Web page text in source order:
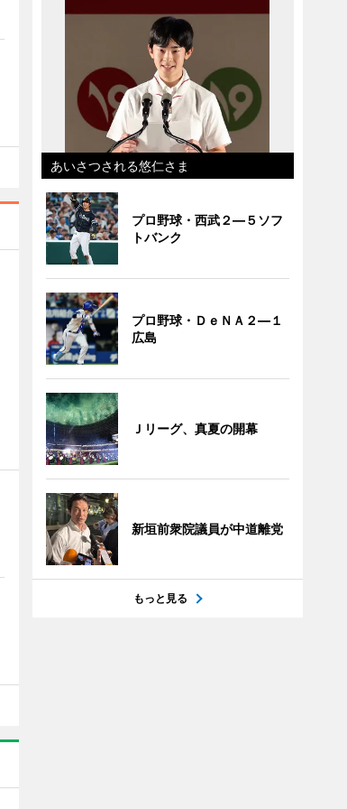
あいさつされる悠仁さま
プロ野球・西武２―５ソフ
トバンク
プロ野球・ＤｅＮＡ２―１
広島
Ｊリーグ、真夏の開幕
新垣前衆院議員が中道離党
もっと見る